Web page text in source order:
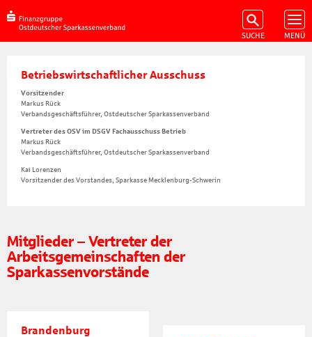
Betriebswirtschaftlicher Ausschuss
Vorsitzender
Markus Rück
Verbandsgeschäftsführer, Ostdeutscher Sparkassenverband
Vertreter des OSV im DSGV Fachausschuss Betrieb
Markus Rück
Verbandsgeschäftsführer, Ostdeutscher Sparkassenverband
Kai Lorenzen
Vorsitzender des Vorstandes, Sparkasse Mecklenburg-Schwerin
Mitglieder – Vertreter der
Arbeitsgemeinschaften der
Sparkassenvorstände
Brandenburg